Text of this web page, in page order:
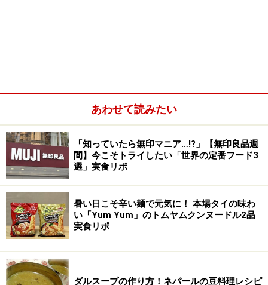
あわせて読みたい
「知っていたら無印マニア…!?」【無印良品週
間】今こそトライしたい「世界の定番フード3
選」実食リポ
暑い日こそ辛い麺で元気に！ 本場タイの味わ
い「Yum Yum」のトムヤムクンヌードル2品
実食リポ
ダルスープの作り方！ネパールの豆料理レシピ